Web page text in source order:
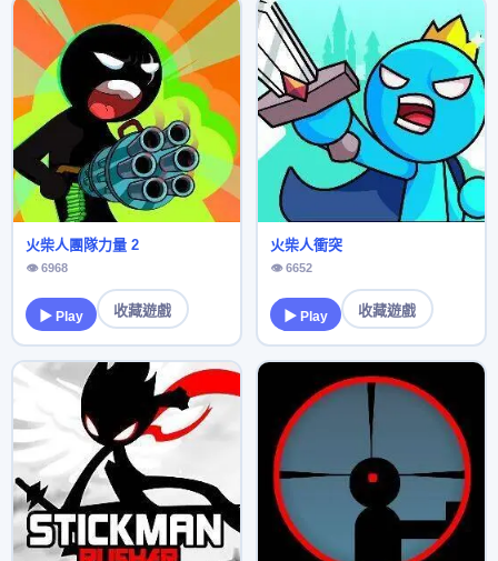
火柴人團隊力量 2
👁 6968
▶ Play 收藏遊戲
火柴人衝突
👁 6652
▶ Play 收藏遊戲